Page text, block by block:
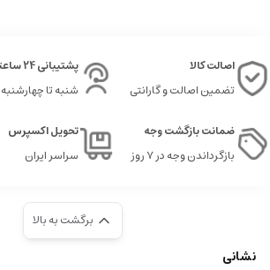
اصالت کالا
تضمین اصالت و گارانتی
پشتیبانی 24 ساعته
شنبه تا چهارشنبه
ضمانت بازگشت وجه
بازگرداندن وجه در ۷ روز
تحویل اکسپرس
سراسر ایران
برگشت به بالا
نشانی